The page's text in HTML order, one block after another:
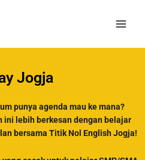
Jogja
punya agenda mau ke mana?
ini lebih berkesan dengan belajar
bersama Titik Nol English Jogja!